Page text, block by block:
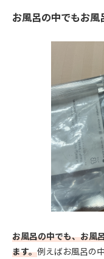
お風呂の中でもお風
お風呂の中でも、お風
ます。例えばお風呂の